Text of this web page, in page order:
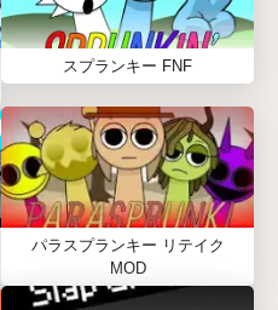
よりシャープなキャラク
ください。
ブラリ:音楽制作プロセ
ンドエフェクトとビート
メカニクス:サウンドミ
る、よりスムーズなイン
体験してください。
をプレイするメリット
スプランキー FNF
パラスプランキー リテイク
MOD